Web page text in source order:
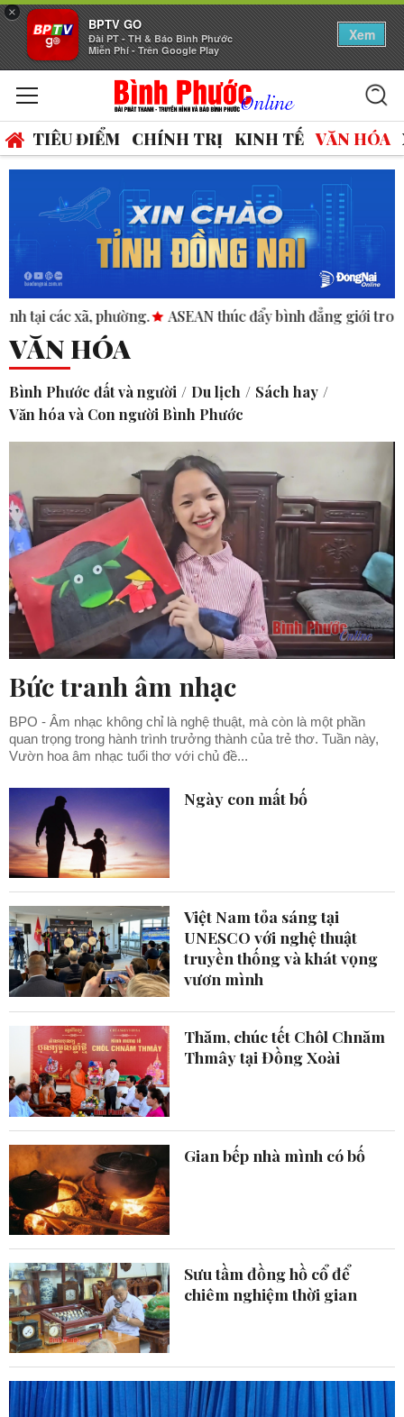
×
BPTV GO
Đài PT - TH & Báo Bình Phước
Miễn Phí - Trên Google Play
Xem
TIÊU ĐIỂM CHÍNH TRỊ KINH TẾ VĂN HÓA
ASEAN thúc đẩy bình đẳng giới trong kinh doanh và
VĂN HÓA
Bình Phước đất và người Du lịch
Sách hay
Văn hóa và Con người Bình Phước
Bức tranh âm nhạc
BPO - Âm nhạc không chỉ là nghệ thuật, mà còn là một phần
quan trọng trong hành trình trưởng thành của trẻ thơ. Tuần này,
Vườn hoa âm nhạc tuổi thơ với chủ đề...
Ngày con mất bố
Việt Nam tỏa sáng tại
UNESCO với nghệ thuật
truyền thống và khát vọng
vươn mình
Thăm, chúc tết Chôl Chnăm
Thmây tại Đồng Xoài
Gian bếp nhà mình có bố
Sưu tầm đồng hồ cổ để
chiêm nghiệm thời gian